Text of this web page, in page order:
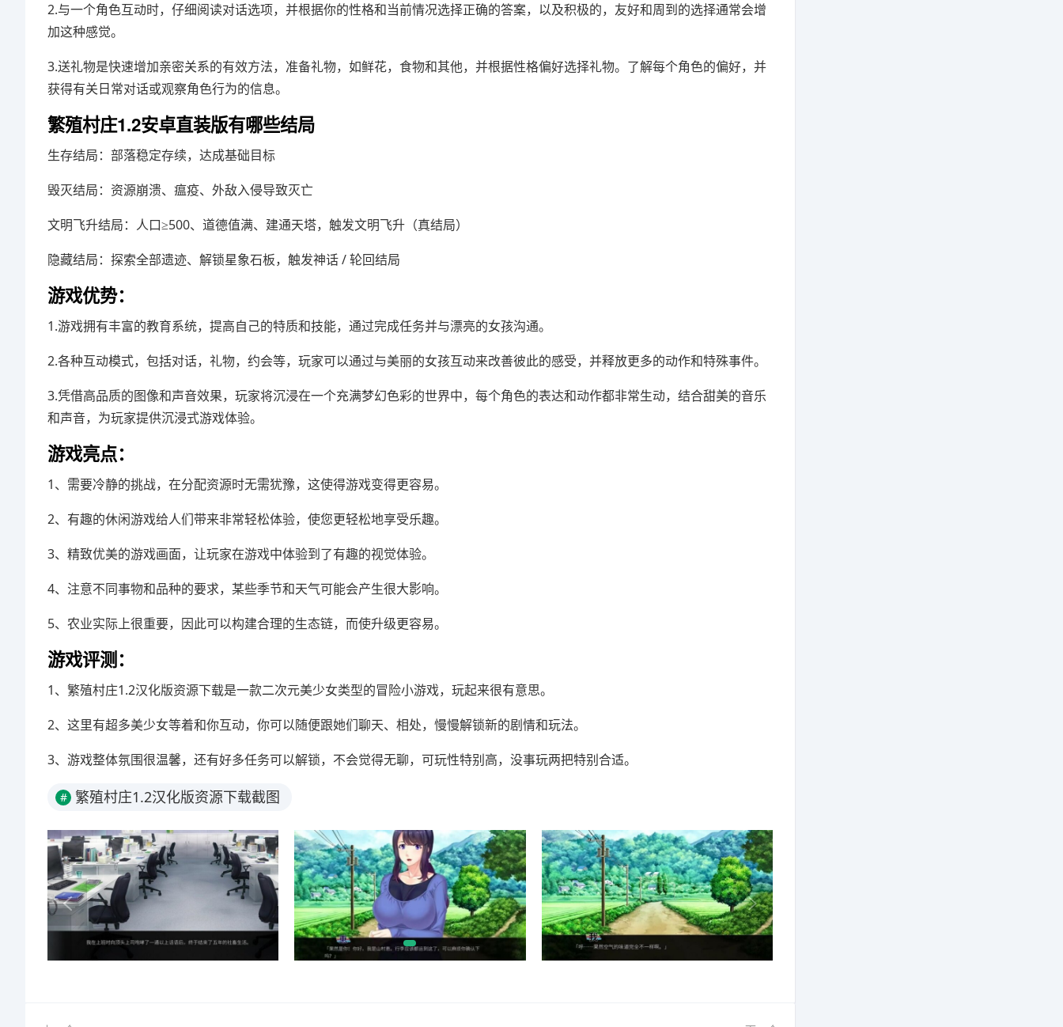
2.与一个角色互动时，仔细阅读对话选项，并根据你的性格和当前情况选择正确的答案，以及积极的，友好和周到的选择通常会增
加这种感觉。
3.送礼物是快速增加亲密关系的有效方法，准备礼物，如鲜花，食物和其他，并根据性格偏好选择礼物。了解每个角色的偏好，并
获得有关日常对话或观察角色行为的信息。
繁殖村庄1.2安卓直装版有哪些结局
生存结局：部落稳定存续，达成基础目标
毁灭结局：资源崩溃、瘟疫、外敌入侵导致灭亡
文明飞升结局：人口≥500、道德值满、建通天塔，触发文明飞升（真结局）
隐藏结局：探索全部遗迹、解锁星象石板，触发神话 / 轮回结局
游戏优势：
1.游戏拥有丰富的教育系统，提高自己的特质和技能，通过完成任务并与漂亮的女孩沟通。
2.各种互动模式，包括对话，礼物，约会等，玩家可以通过与美丽的女孩互动来改善彼此的感受，并释放更多的动作和特殊事件。
3.凭借高品质的图像和声音效果，玩家将沉浸在一个充满梦幻色彩的世界中，每个角色的表达和动作都非常生动，结合甜美的音乐
和声音，为玩家提供沉浸式游戏体验。
游戏亮点：
1、需要冷静的挑战，在分配资源时无需犹豫，这使得游戏变得更容易。
2、有趣的休闲游戏给人们带来非常轻松体验，使您更轻松地享受乐趣。
3、精致优美的游戏画面，让玩家在游戏中体验到了有趣的视觉体验。
4、注意不同事物和品种的要求，某些季节和天气可能会产生很大影响。
5、农业实际上很重要，因此可以构建合理的生态链，而使升级更容易。
游戏评测：
1、繁殖村庄1.2汉化版资源下载是一款二次元美少女类型的冒险小游戏，玩起来很有意思。
2、这里有超多美少女等着和你互动，你可以随便跟她们聊天、相处，慢慢解锁新的剧情和玩法。
3、游戏整体氛围很温馨，还有好多任务可以解锁，不会觉得无聊，可玩性特别高，没事玩两把特别合适。
# 繁殖村庄1.2汉化版资源下载截图